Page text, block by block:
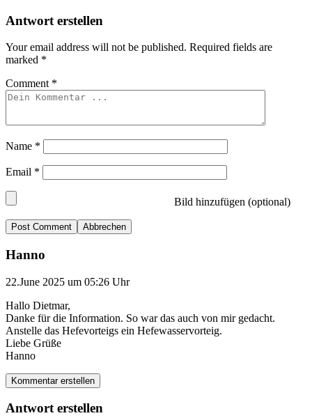
Antwort erstellen
Your email address will not be published. Required fields are
marked *
Comment *
Name *
Email *
Bild hinzufügen (optional)
Abbrechen
Hanno
22.June 2025 um 05:26 Uhr
Hallo Dietmar,
Danke für die Information. So war das auch von mir gedacht.
Anstelle das Hefevorteigs ein Hefewasservorteig.
Liebe Grüße
Hanno
Kommentar erstellen
Antwort erstellen